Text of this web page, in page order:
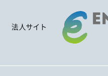
法人サイト